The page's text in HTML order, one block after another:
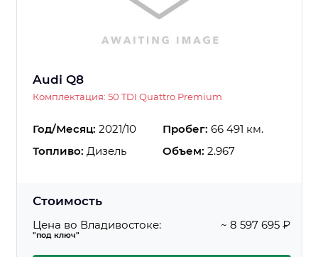
Audi Q8
Комплектация: 50 TDI Quattro Premium
Год/Месяц: 2021/10 Пробег: 66 491 км.
Топливо: Дизель Объем: 2.967
Стоимость
Цена во Владивостоке:
"под ключ"
~ 8 597 695 ₽